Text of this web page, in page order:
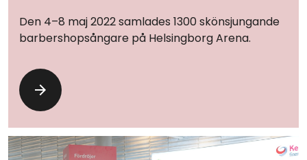
Den 4–8 maj 2022 samlades 1300 skönsjungande
barbershopsångare på Helsingborg Arena.